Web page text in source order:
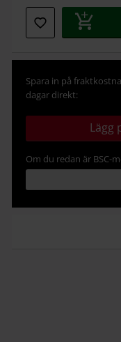
Spara in på
dagar direkt:
Lägg
Om du redan är BSC-